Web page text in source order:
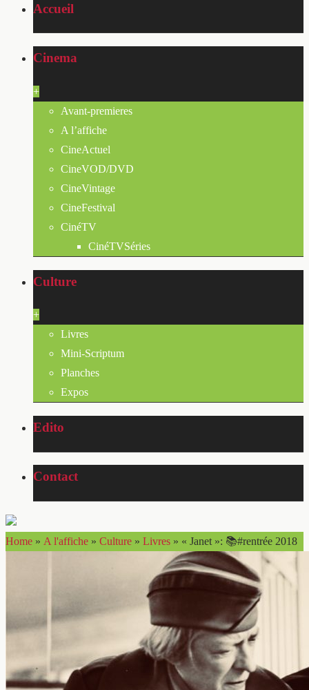
Accueil
Cinema
+
Avant-premieres
A l’affiche
CineActuel
CineVOD/DVD
CineVintage
CineFestival
CinéTV
CinéTVSéries
Culture
+
Livres
Mini-Scriptum
Planches
Expos
Edito
Contact
Home » A l'affiche » Culture » Livres » « Janet »: 📚#rentrée 2018